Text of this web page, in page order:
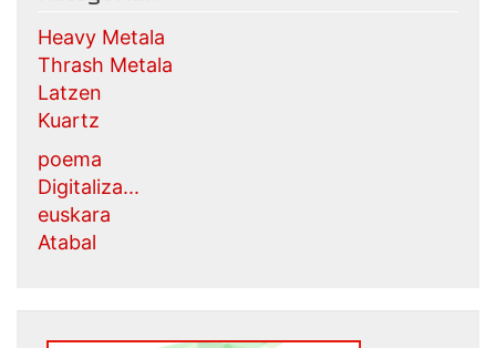
Heavy Metala
Thrash Metala
Latzen
Kuartz
poema
Digitaliza...
euskara
Atabal